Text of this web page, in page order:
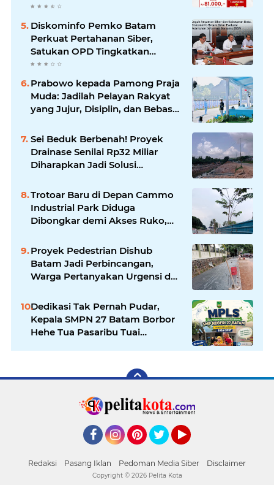
Ribu
Diskominfo Pemko Batam
Perkuat Pertahanan Siber,
Satukan OPD Tingkatkan
Keamanan Informasi
Pemerintah
Prabowo kepada Pamong Praja
Muda: Jadilah Pelayan Rakyat
yang Jujur, Disiplin, dan Bebas
Sei Beduk Berbenah! Proyek
Drainase Senilai Rp32 Miliar
Diharapkan Jadi Solusi
Trotoar Baru di Depan Cammo
Industrial Park Diduga
Dibongkar demi Akses Ruko,
Proyek Pedestrian Dishub
Batam Jadi Perbincangan,
Warga Pertanyakan Urgensi dan
Dedikasi Tak Pernah Pudar,
Kepala SMPN 27 Batam Borbor
Hehe Tua Pasaribu Tuai
Redaksi Pasang Iklan Pedoman Media Siber Disclaimer
Copyright © 2026 Pelita Kota